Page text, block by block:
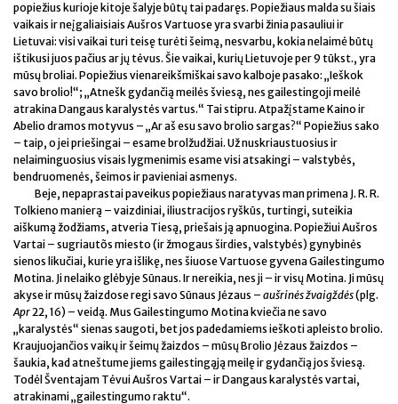
popiežius kurioje kitoje šalyje būtų tai padaręs. Popiežiaus malda su šiais
vaikais ir neįgaliaisiais Aušros Vartuose yra svarbi žinia pasauliui ir
Lietuvai: visi vaikai turi teisę turėti šeimą, nesvarbu, kokia nelaimė būtų
ištikusi juos pačius ar jų tėvus. Šie vaikai, kurių Lietuvoje per 9 tūkst., yra
mūsų broliai. Popiežius vienareikšmiškai savo kalboje pasako: „Ieškok
savo brolio!“; „Atnešk gydančią meilės šviesą, nes gailestingoji meilė
atrakina Dangaus karalystės vartus.“ Tai stipru. Atpažįstame Kaino ir
Abelio dramos motyvus – „Ar aš esu savo brolio sargas?“ Popiežius sako
– taip, o jei priešingai – esame brolžudžiai. Už nuskriaustuosius ir
nelaiminguosius visais lygmenimis esame visi atsakingi – valstybės,
bendruomenės, šeimos ir pavieniai asmenys.
Beje, nepaprastai paveikus popiežiaus naratyvas man primena J. R. R.
Tolkieno manierą – vaizdiniai, iliustracijos ryškūs, turtingi, suteikia
aiškumą žodžiams, atveria Tiesą, priešais ją apnuogina. Popiežiui Aušros
Vartai – sugriautõs miesto (ir žmogaus širdies, valstybės) gynybinės
sienos likučiai, kurie yra išlikę, nes šiuose Vartuose gyvena Gailestingumo
Motina. Ji nelaiko glėbyje Sūnaus. Ir nereikia, nes ji – ir visų Motina. Ji mūsų
akyse ir mūsų žaizdose regi savo Sūnaus Jėzaus – aušrinės žvaigždės(plg.
Apr22, 16) – veidą. Mus Gailestingumo Motina kviečia ne savo
„karalystės“ sienas saugoti, bet jos padedamiems ieškoti apleisto brolio.
Kraujuojančios vaikų ir šeimų žaizdos – mūsų Brolio Jėzaus žaizdos –
šaukia, kad atneštume jiems gailestingąją meilę ir gydančią jos šviesą.
Todėl Šventajam Tėvui Aušros Vartai – ir Dangaus karalystės vartai,
atrakinami „gailestingumo raktu“.